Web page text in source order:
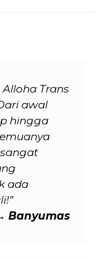
Trans
awal
hingga
ada
Banyumas